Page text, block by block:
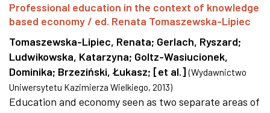
Professional education in the context of knowledge
based economy / ed. Renata Tomaszewska-Lipiec
Tomaszewska-Lipiec, Renata; Gerlach, Ryszard;
Ludwikowska, Katarzyna; Goltz-Wasiucionek,
Dominika; Brzeziński, Łukasz; [et al.] (Wydawnictwo
Uniwersytetu Kazimierza Wielkiego, 2013)
Education and economy seen as two separate areas of